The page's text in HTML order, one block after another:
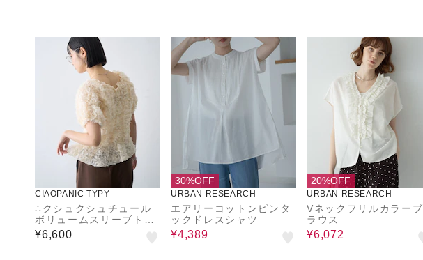
CIAOPANIC TYPY
∴クシュクシュチュール
ボリュームスリーブトッ
プス
¥6,600
30%OFF
URBAN RESEARCH
エアリーコットンピンタ
ックドレスシャツ
¥4,389
20%OFF
URBAN RESEARCH
Vネックフリルカラーブ
ラウス
¥6,072